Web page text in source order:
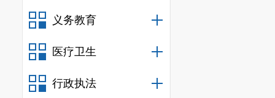
义务教育
医疗卫生
行政执法